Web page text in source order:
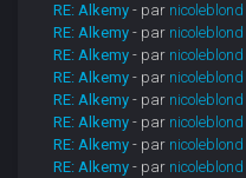
RE: Alkemy - par nicoleblond
RE: Alkemy - par nicoleblond
RE: Alkemy - par nicoleblond
RE: Alkemy - par nicoleblond
RE: Alkemy - par nicoleblond
RE: Alkemy - par nicoleblond
RE: Alkemy - par nicoleblond
RE: Alkemy - par nicoleblond